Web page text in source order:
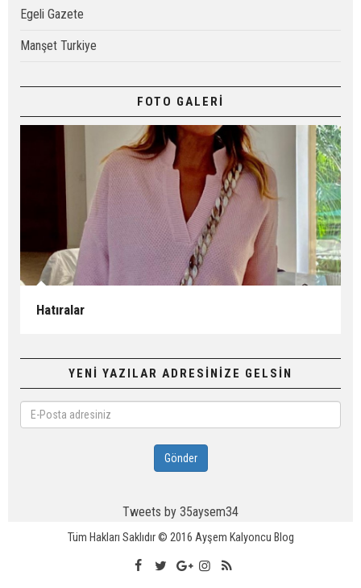
Egeli Gazete
Manşet Turkiye
FOTO GALERİ
Hatıralar
YENİ YAZILAR ADRESİNİZE GELSİN
Posta
adresiniz
Gönder
Tweets by 35aysem34
Tüm Hakları Saklıdır © 2016 Ayşem Kalyoncu Blog